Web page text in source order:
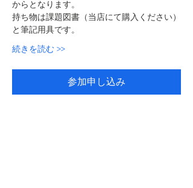
からとなります。
持ち物は課題図書（当店にて購入ください）
と筆記用具です。
続きを読む >>
参加申し込み